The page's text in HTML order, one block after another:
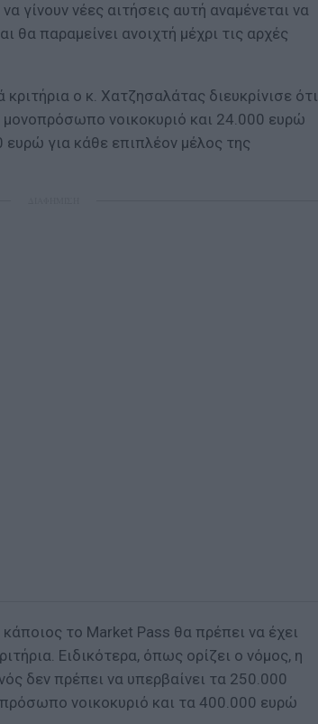
γίνουν νέες αιτήσεις αυτή αναμένεται να
θα παραμείνει ανοιχτή μέχρι τις αρχές
ο κ. Χατζησαλάτας διευκρίνισε ότι
μονοπρόσωπο νοικοκυριό και 24.000 ευρώ
ευρώ για κάθε επιπλέον μέλος της
το Market Pass θα πρέπει να έχει
Ειδικότερα, όπως ορίζει ο νόμος, η
δεν πρέπει να υπερβαίνει τα 250.000
νοικοκυριό και τα 400.000 ευρώ